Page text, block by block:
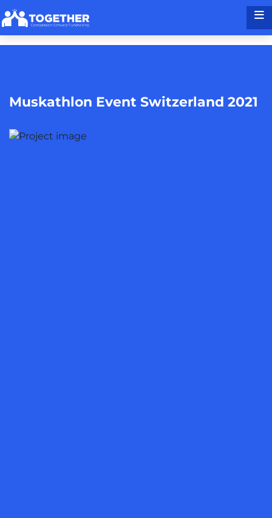
SKIP TO CONTENT
Muskathlon Event Switzerland 2021